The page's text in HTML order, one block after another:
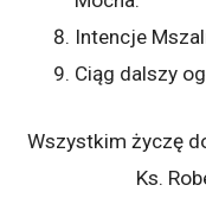
Intencje
Ciąg dalszy
Wszystkim życzę
Ks. Robert